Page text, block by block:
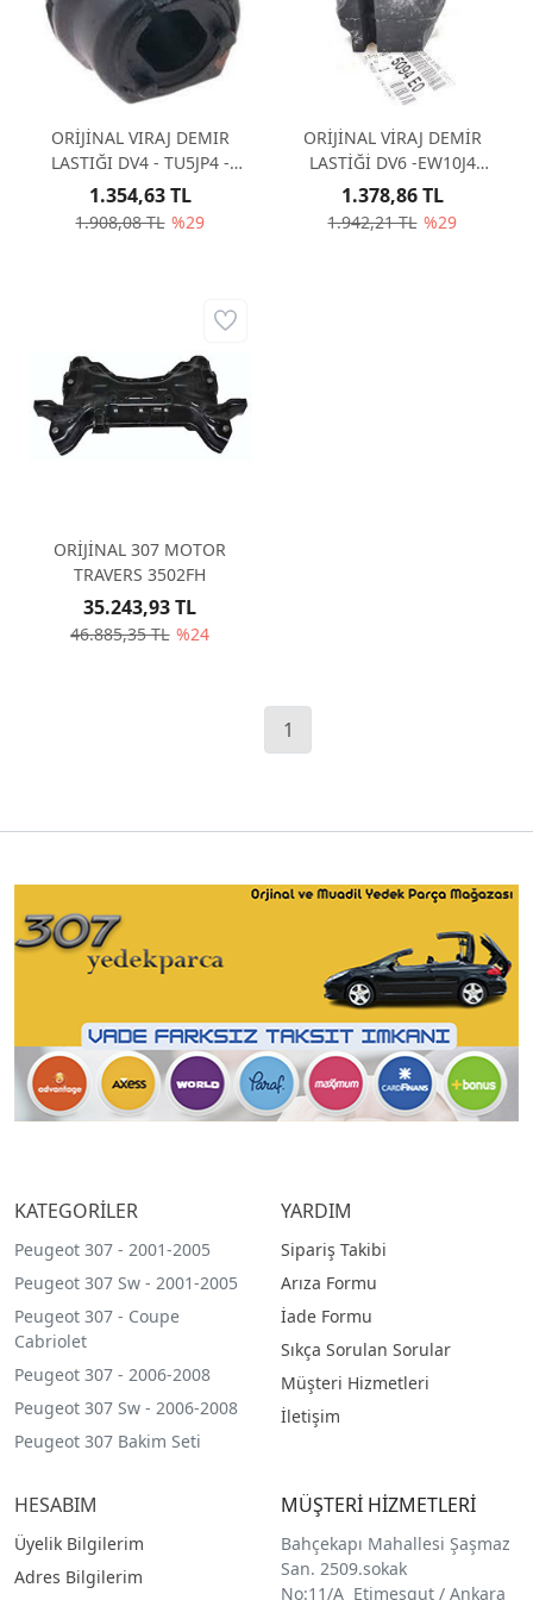
ORİJİNAL VIRAJ DEMIR
LASTIĞI DV4 - TU5JP4 -
ET3J4 509487
1.908,08 TL %29
1.354,63 TL
ORİJİNAL VİRAJ DEMİR
LASTİĞİ DV6 -EW10J4
-307SW - 5094E0
1.942,21 TL %29
1.378,86 TL
ORİJİNAL 307 MOTOR
TRAVERS 3502FH
46.885,35 TL %24
35.243,93 TL
1
KATEGORİLER
Peugeot 307 - 2001-2005
Peugeot 307 Sw - 2001-2005
Peugeot 307 - Coupe
Cabriolet
Peugeot 307 - 2006-2008
Peugeot 307 Sw - 2006-2008
Peugeot 307 Bakim Seti
YARDIM
Sipariş Takibi
Arıza Formu
İade Formu
Sıkça Sorulan Sorular
Müşteri Hizmetleri
İletişim
HESABIM
Üyelik Bilgilerim
Adres Bilgilerim
MÜŞTERİ HİZMETLERİ
Bahçekapı Mahallesi Şaşmaz
San. 2509.sokak
No:11/A Etimesgut / Ankara